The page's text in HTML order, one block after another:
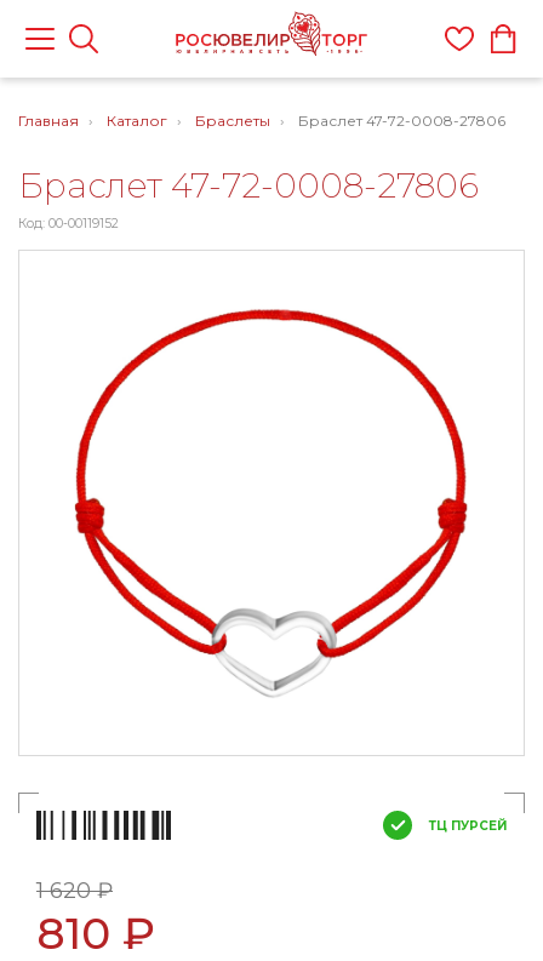
Главная Каталог Браслеты Браслет 47-72-0008-27806
Браслет 47-72-0008-27806
Код: 00-00119152
ТЦ ПУРСЕЙ
1 620 ₽
810 ₽